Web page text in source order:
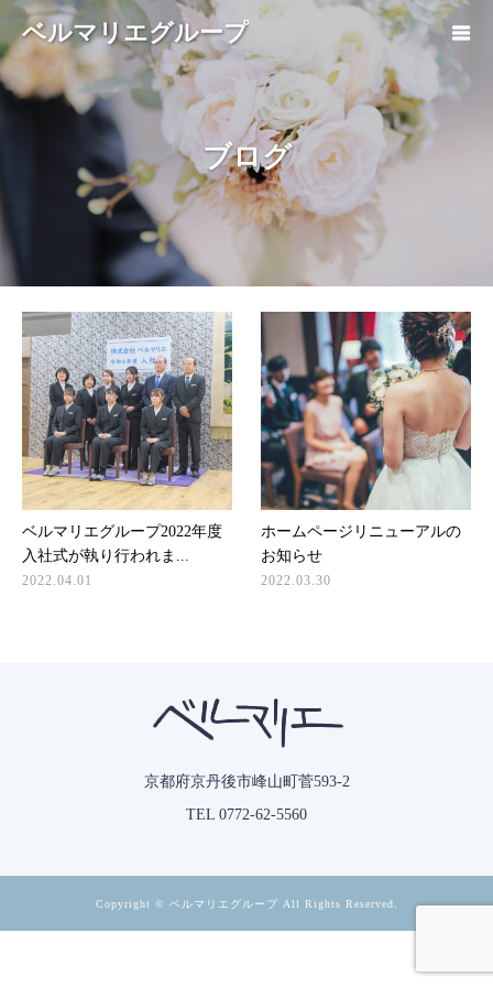
ベルマリエグループ
ブログ
ベルマリエグループ2022年度
入社式が執り行われま...
2022.04.01
ホームページリニューアルの
お知らせ
2022.03.30
京都府京丹後市峰山町菅593-2
TEL 0772-62-5560
Copyright © ベルマリエグループ All Rights Reserved.